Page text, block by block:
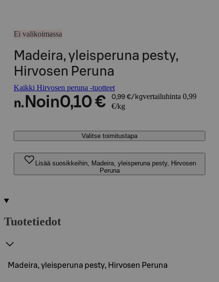
Ei valikoimassa
Madeira, yleisperuna pesty,
Hirvosen Peruna
Kaikki Hirvosen peruna -tuotteet
n. Noin0,10 € 0,99 €/kgvertailuhinta 0,99
€/kg
Valitse toimitustapa
Lisää suosikkeihin, Madeira, yleisperuna pesty, Hirvosen
Peruna
Tuotetiedot
Madeira, yleisperuna pesty, Hirvosen Peruna